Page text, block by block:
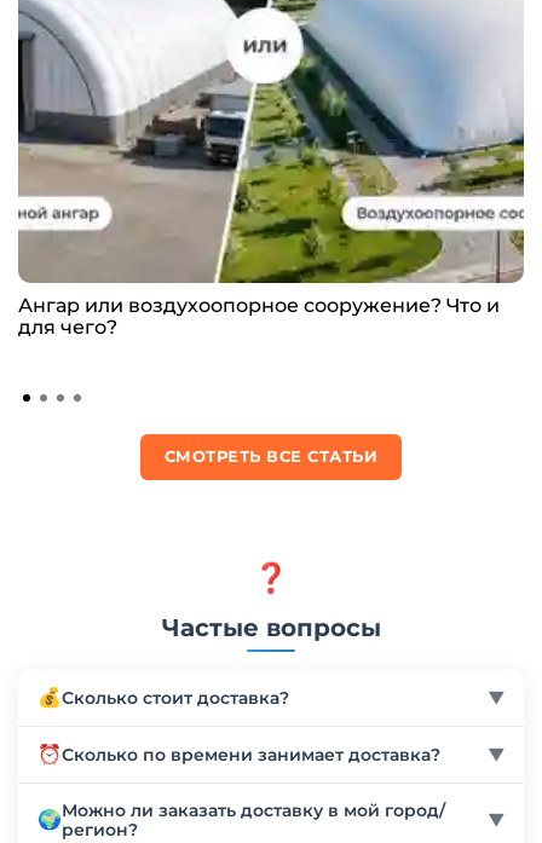
Ангар или воздухоопорное сооружение? Что и
для чего?
СМОТРЕТЬ ВСЕ СТАТЬИ
❓
Частые вопросы
💰Сколько стоит доставка? ▼
в зависимости от веса, габаритов товара и региона
транспортными компаниями (Деловые линии, СДЭК
⏰Сколько по времени занимает доставка? ▼
способа транспортировки. По России доставка
🌍Можно ли заказать доставку в мой город/
регион?
▼